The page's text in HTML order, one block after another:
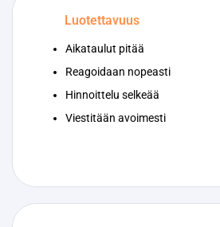
Luotettavuus
Aikataulut pitää
Reagoidaan nopeasti
Hinnoittelu selkeää
Viestitään avoimesti